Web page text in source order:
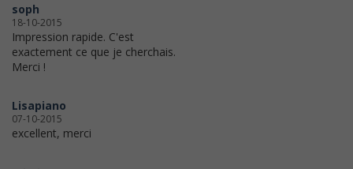
soph
18-10-2015
Impression rapide. C'est
exactement ce que je cherchais.
Merci !
Lisapiano
07-10-2015
excellent, merci